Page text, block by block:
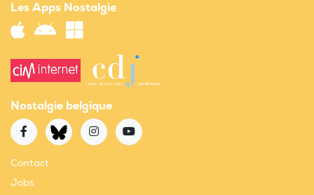
Les Apps Nostalgie
Nostalgie belgique
Contact
Jobs